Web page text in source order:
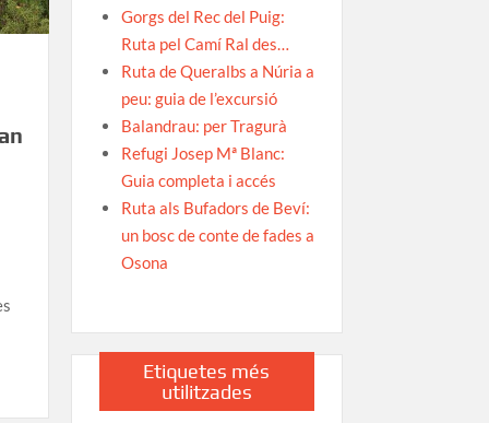
Gorgs del Rec del Puig:
Ruta pel Camí Ral des…
Ruta de Queralbs a Núria a
peu: guia de l’excursió
Balandrau: per Tragurà
Refugi Josep Mª Blanc:
Guia completa i accés
Ruta als Bufadors de Beví:
un bosc de conte de fades a
Osona
Etiquetes més
utilitzades